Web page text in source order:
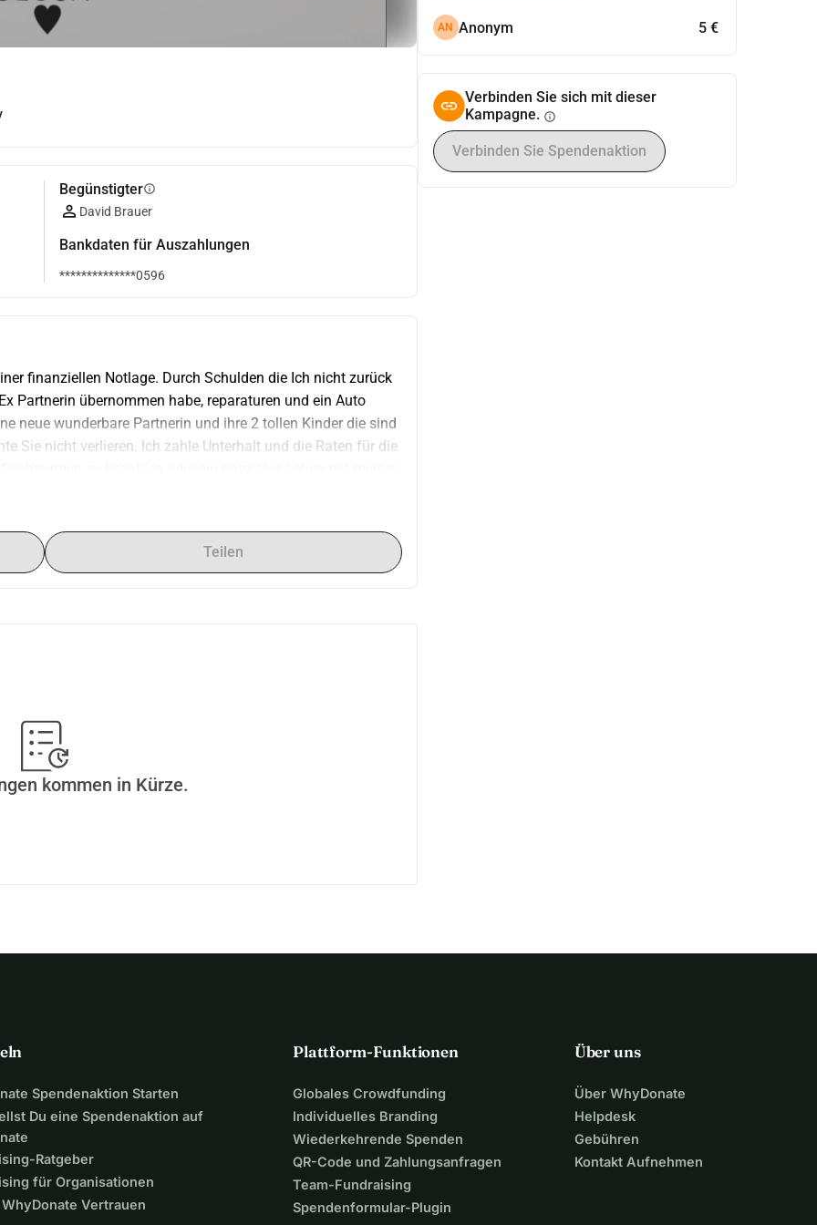
Begünstigterinfo
David Brauer
Bankdaten für Auszahlungen
**************0596
finanziellen Notlage. Durch Schulden die Ich nicht zurück
Partnerin übernommen habe, reparaturen und ein Auto
neue wunderbare Partnerin und ihre 2 tollen Kinder die sind
Sie nicht verlieren. Ich zahle Unterhalt und die Raten für die
bitten. Ja ich weiß das ich selbst an meiner Situation
einen Neuanfang mit meiner neuen Familie die für meine
und jeder Euro hilft meiner Familie und mir Liebe Grüße
Teilen
kommen in Kürze.
AN Anonym 5 €
Verbinden Sie sich mit dieser
Kampagne. info
Verbinden Sie Spendenaktion
Spendenaktion Starten
Du eine Spendenaktion auf
Ratgeber
für Organisationen
Vertrauen
Plattform-Funktionen
Globales Crowdfunding
Individuelles Branding
Wiederkehrende Spenden
QR-Code und Zahlungsanfragen
Team-Fundraising
Spendenformular-Plugin
Über uns
Über WhyDonate
Helpdesk
Gebühren
Kontakt Aufnehmen